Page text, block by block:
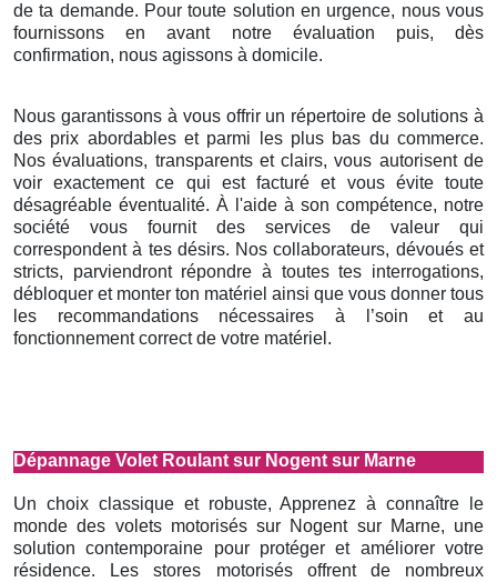
de ta demande. Pour toute solution en urgence, nous vous
fournissons en avant notre évaluation puis, dès
confirmation, nous agissons à domicile.
Nous garantissons à vous offrir un répertoire de solutions à
des prix abordables et parmi les plus bas du commerce.
Nos évaluations, transparents et clairs, vous autorisent de
voir exactement ce qui est facturé et vous évite toute
désagréable éventualité. À l'aide à son compétence, notre
société vous fournit des services de valeur qui
correspondent à tes désirs. Nos collaborateurs, dévoués et
stricts, parviendront répondre à toutes tes interrogations,
débloquer et monter ton matériel ainsi que vous donner tous
les recommandations nécessaires à l’soin et au
fonctionnement correct de votre matériel.
Dépannage Volet Roulant sur Nogent sur Marne
Un choix classique et robuste, Apprenez à connaître le
monde des volets motorisés sur Nogent sur Marne, une
solution contemporaine pour protéger et améliorer votre
résidence. Les stores motorisés offrent de nombreux